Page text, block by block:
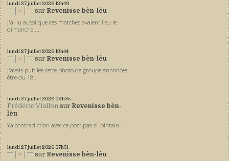
lundi 27juillet 202613h49
ˉˉˉ│∩│ˉˉˉ sur Revenisse bèn-lèu
J'ai lu aussi que ces matches avaient lieu le
dimanche....
lundi 27juillet 202613h44
ˉˉˉ│∩│ˉˉˉ sur Revenisse bèn-lèu
J'avais publiée cette photo de groupe annoncée
être du 18...
lundi 27juillet 2026 09h35
Frédéric Viallon sur Revenisse bèn-
lèu
Ya contradiction avec ce post pas si lointain...
lundi 27juillet 2026 07h51
ˉˉˉ│∩│ˉˉˉ sur Revenisse bèn-lèu